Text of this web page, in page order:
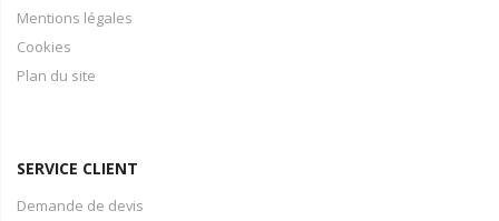
Mentions légales
Cookies
Plan du site
SERVICE CLIENT
Demande de devis